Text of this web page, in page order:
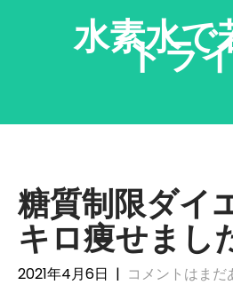
水素水で
トラ
糖質制限ダイ
キロ痩せまし
2021年4月6日 | コメントはまだ